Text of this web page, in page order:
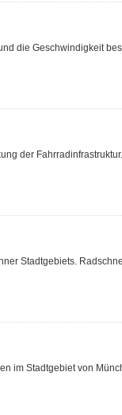
die Geschwindigkeit
der
Stadtgebiets.
im Stadtgebiet von